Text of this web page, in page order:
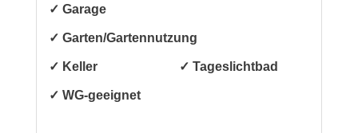
✓ Garage
✓ Garten/Gartennutzung
✓ Keller ✓ Tageslichtbad
✓ WG-geeignet